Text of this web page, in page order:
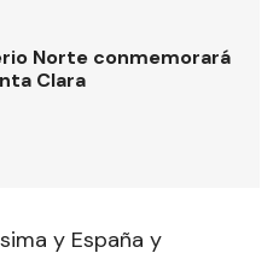
Norte conmemorará
Clara